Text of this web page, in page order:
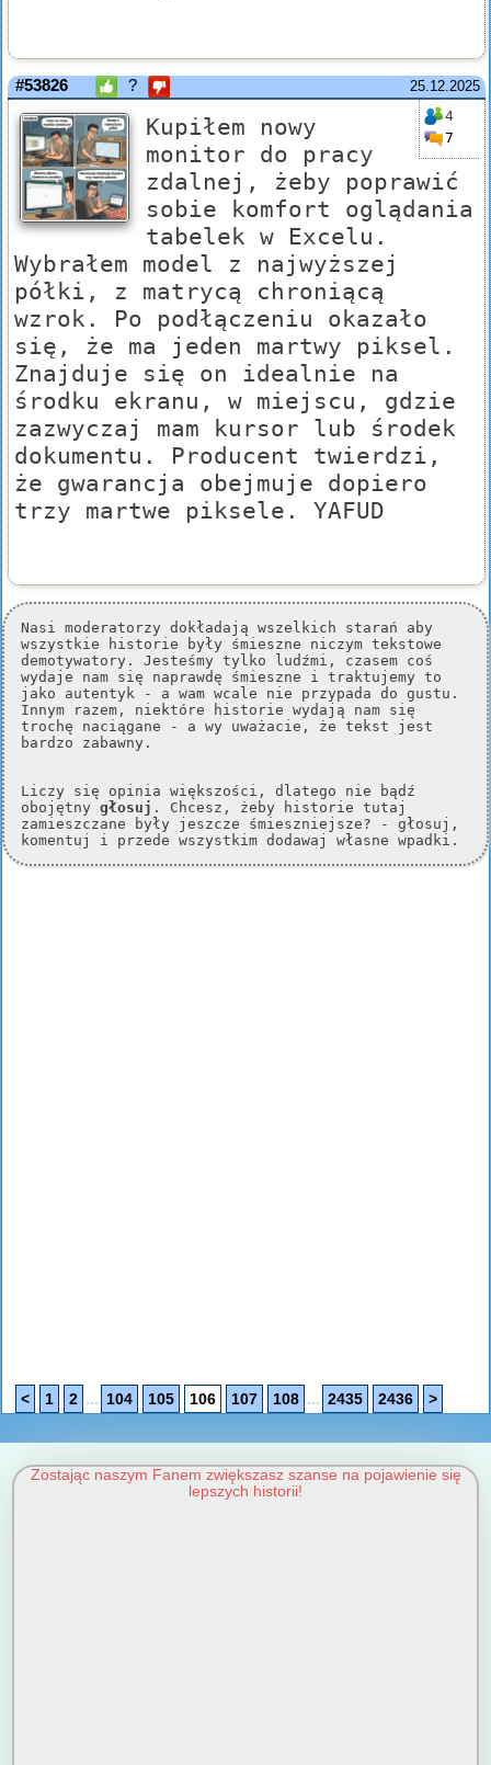
25.12.2025
#53826 ?
4
7
Kupiłem nowy
monitor do pracy
zdalnej, żeby poprawić
sobie komfort oglądania
tabelek w Excelu.
Wybrałem model z najwyższej
półki, z matrycą chroniącą
wzrok. Po podłączeniu okazało
się, że ma jeden martwy piksel.
Znajduje się on idealnie na
środku ekranu, w miejscu, gdzie
zazwyczaj mam kursor lub środek
dokumentu. Producent twierdzi,
że gwarancja obejmuje dopiero
trzy martwe piksele. YAFUD
Nasi moderatorzy dokładają wszelkich starań aby
wszystkie historie były śmieszne niczym tekstowe
demotywatory. Jesteśmy tylko ludźmi, czasem coś
wydaje nam się naprawdę śmieszne i traktujemy to
jako autentyk - a wam wcale nie przypada do gustu.
Innym razem, niektóre historie wydają nam się
trochę naciągane - a wy uważacie, że tekst jest
bardzo zabawny.
Liczy się opinia większości, dlatego nie bądź
obojętny głosuj . Chcesz, żeby historie tutaj
zamieszczane były jeszcze śmieszniejsze? - głosuj,
komentuj i przede wszystkim dodawaj własne wpadki.
< 1 2 ... 104 105 106 107 108 ... 2435 2436 >
Zostając naszym Fanem zwiększasz szanse na pojawienie się
lepszych historii!